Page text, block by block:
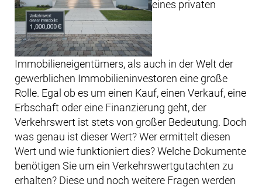
eines privaten
Immobilieneigentümers, als auch in der Welt der
gewerblichen Immobilieninvestoren eine große
Rolle. Egal ob es um einen Kauf, einen Verkauf, eine
Erbschaft oder eine Finanzierung geht, der
Verkehrswert ist stets von großer Bedeutung. Doch
was genau ist dieser Wert? Wer ermittelt diesen
Wert und wie funktioniert dies? Welche Dokumente
benötigen Sie um ein Verkehrswertgutachten zu
erhalten? Diese und noch weitere Fragen werden